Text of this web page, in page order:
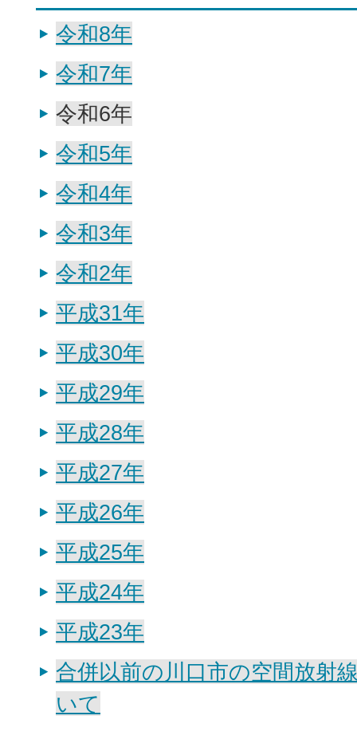
令和8年
令和7年
令和6年
令和5年
令和4年
令和3年
令和2年
平成31年
平成30年
平成29年
平成28年
平成27年
平成26年
平成25年
平成24年
平成23年
合併以前の川口市の空間放射
いて